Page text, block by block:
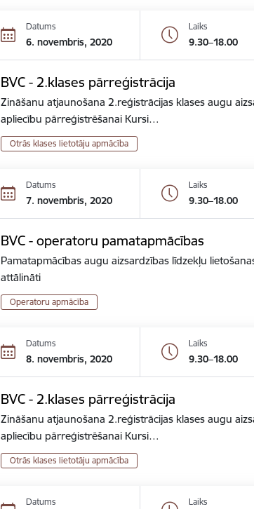
Datums
6. novembris, 2020
Laiks
9.30–18.00
BVC - 2.klases pārreģistrācija
Zināšanu atjaunošana 2.reģistrācijas klases augu
apliecību pārreģistrēšanai Kursi…
Otrās klases lietotāju apmācība
Datums
7. novembris, 2020
Laiks
9.30–18.00
BVC - operatoru pamatapmācības
Pamatapmācības augu aizsardzības līdzekļu
attālināti
Operatoru apmācība
Datums
8. novembris, 2020
Laiks
9.30–18.00
BVC - 2.klases pārreģistrācija
Zināšanu atjaunošana 2.reģistrācijas klases augu
apliecību pārreģistrēšanai Kursi…
Otrās klases lietotāju apmācība
Datums Laiks